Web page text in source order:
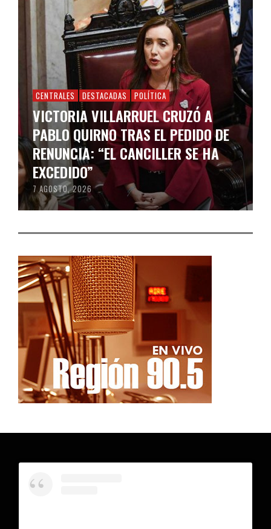
CENTRALES DESTACADAS POLÍTICA
VICTORIA VILLARRUEL CRUZÓ A
PABLO QUIRNO TRAS EL PEDIDO DE
RENUNCIA: “EL CANCILLER SE HA
EXCEDIDO”
7 AGOSTO, 2026